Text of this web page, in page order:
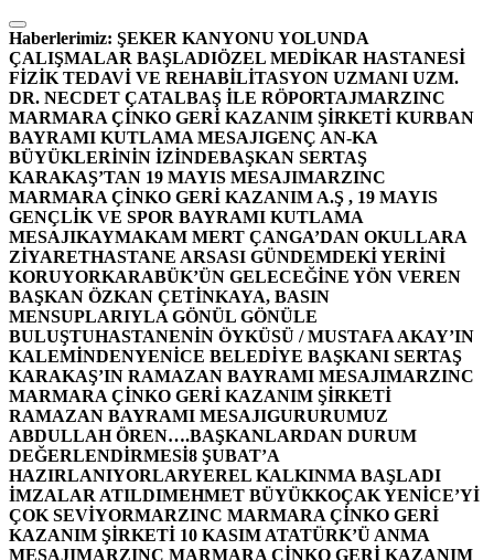
İçeriğe
atla
Haberlerimiz: ŞEKER KANYONU YOLUNDA
ÇALIŞMALAR BAŞLADIÖZEL MEDİKAR HASTANESİ
FİZİK TEDAVİ VE REHABİLİTASYON UZMANI UZM.
DR. NECDET ÇATALBAŞ İLE RÖPORTAJMARZINC
MARMARA ÇİNKO GERİ KAZANIM ŞİRKETİ KURBAN
BAYRAMI KUTLAMA MESAJIGENÇ AN-KA
BÜYÜKLERİNİN İZİNDEBAŞKAN SERTAŞ
KARAKAŞ’TAN 19 MAYIS MESAJIMARZINC
MARMARA ÇİNKO GERİ KAZANIM A.Ş , 19 MAYIS
GENÇLİK VE SPOR BAYRAMI KUTLAMA
MESAJIKAYMAKAM MERT ÇANGA’DAN OKULLARA
ZİYARETHASTANE ARSASI GÜNDEMDEKİ YERİNİ
KORUYORKARABÜK’ÜN GELECEĞİNE YÖN VEREN
BAŞKAN ÖZKAN ÇETİNKAYA, BASIN
MENSUPLARIYLA GÖNÜL GÖNÜLE
BULUŞTUHASTANENİN ÖYKÜSÜ / MUSTAFA AKAY’IN
KALEMİNDENYENİCE BELEDİYE BAŞKANI SERTAŞ
KARAKAŞ’IN RAMAZAN BAYRAMI MESAJIMARZINC
MARMARA ÇİNKO GERİ KAZANIM ŞİRKETİ
RAMAZAN BAYRAMI MESAJIGURURUMUZ
ABDULLAH ÖREN….BAŞKANLARDAN DURUM
DEĞERLENDİRMESİ8 ŞUBAT’A
HAZIRLANIYORLARYEREL KALKINMA BAŞLADI
İMZALAR ATILDIMEHMET BÜYÜKKOÇAK YENİCE’Yİ
ÇOK SEVİYORMARZINC MARMARA ÇİNKO GERİ
KAZANIM ŞİRKETİ 10 KASIM ATATÜRK’Ü ANMA
MESAJIMARZINC MARMARA ÇİNKO GERİ KAZANIM